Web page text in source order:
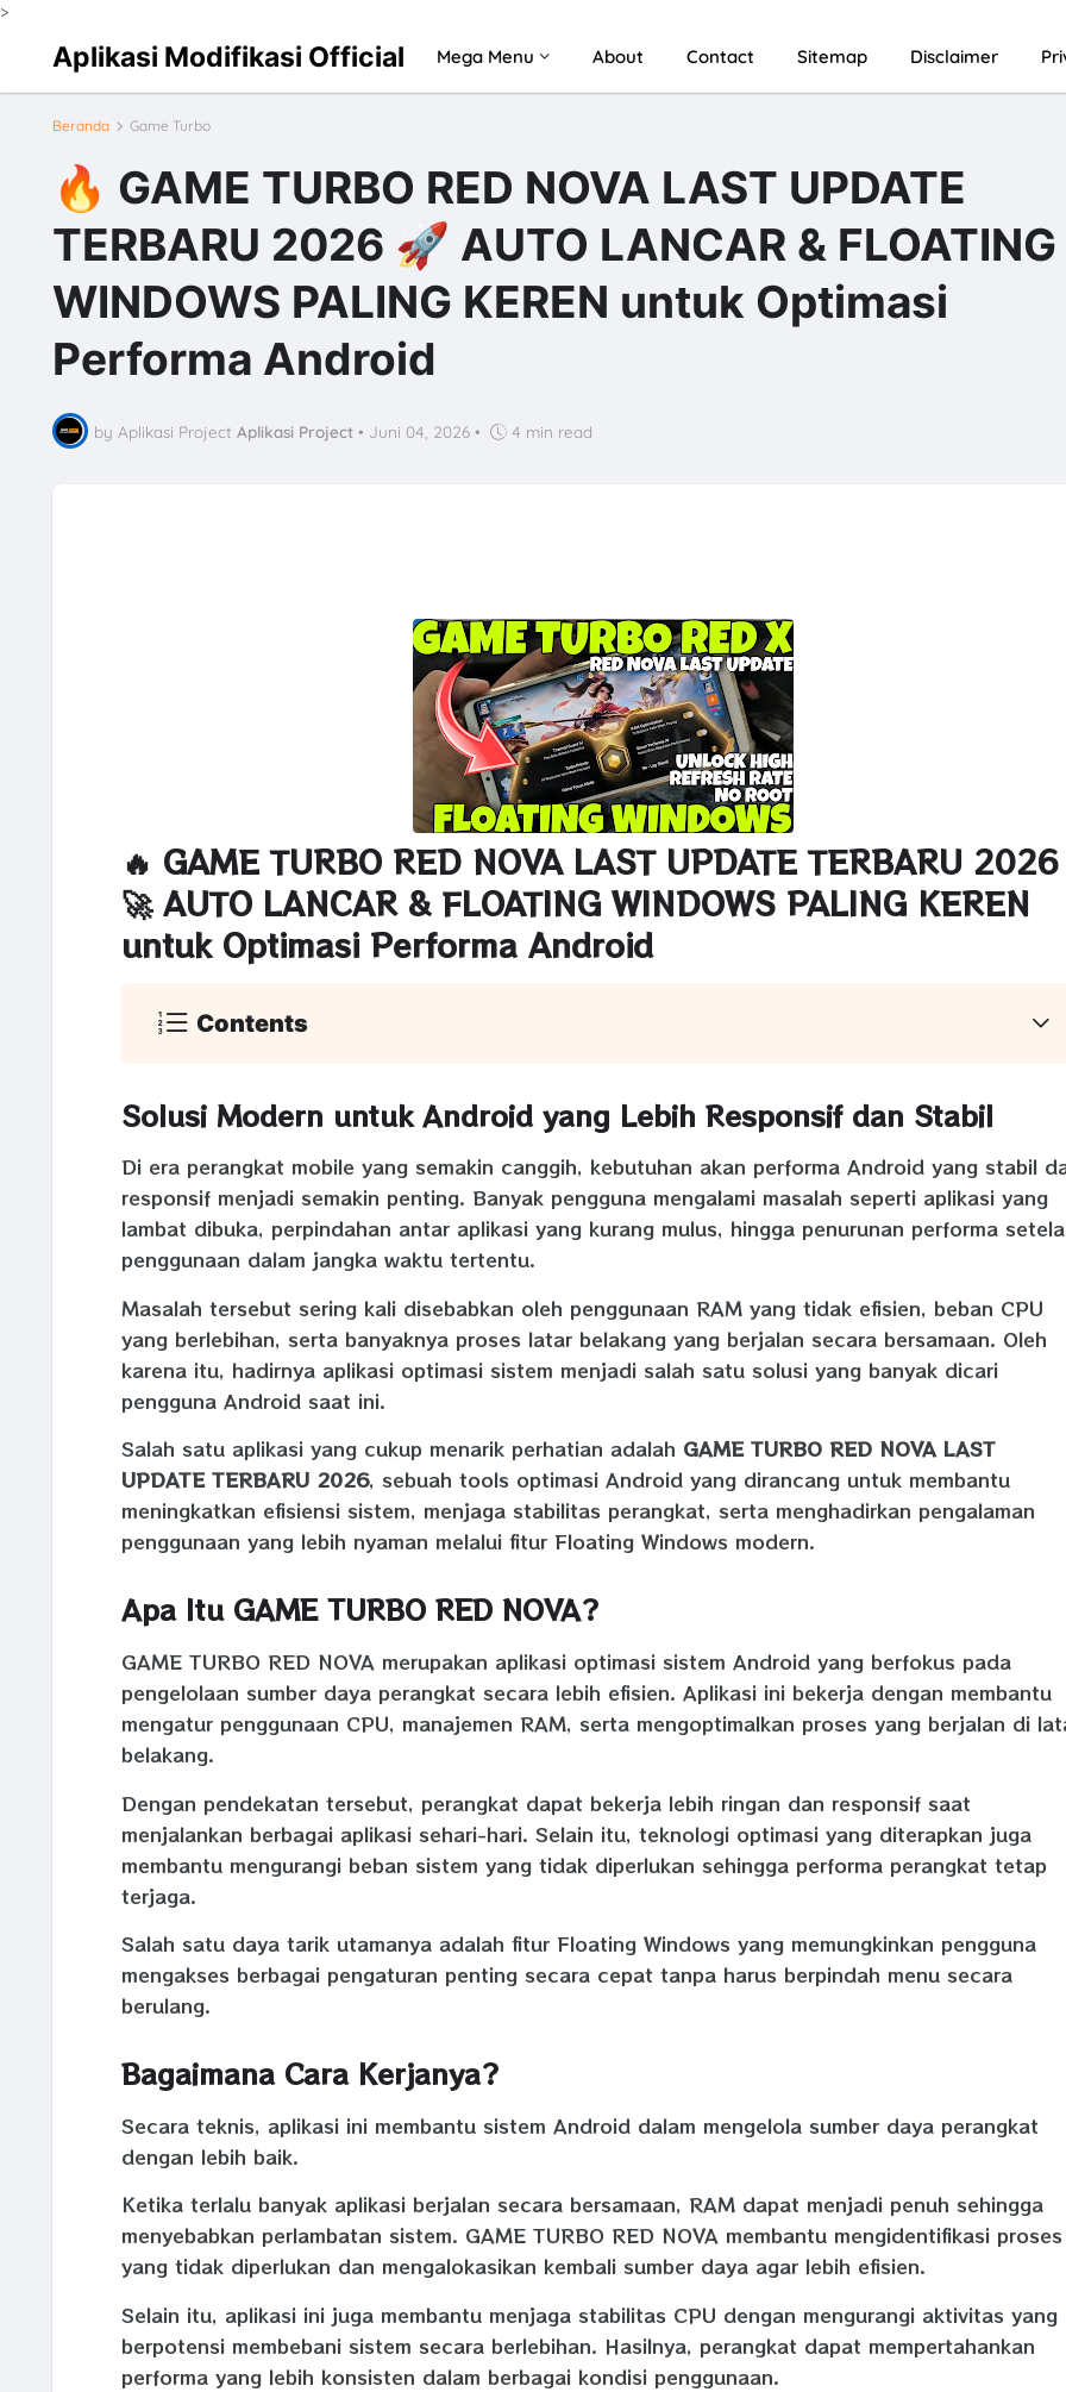
>
Aplikasi Modifikasi Official Mega Menu About Contact Sitemap Disclaimer
Beranda Game Turbo
🔥 GAME TURBO RED NOVA LAST UPDATE
TERBARU 2026 🚀 AUTO LANCAR & FLOATING
WINDOWS PALING KEREN untuk Optimasi
Performa Android
by Aplikasi Project Aplikasi Project • Juni 04, 2026 • 4 min read
🔥 GAME TURBO RED NOVA LAST UPDATE TERBARU 2026
🚀 AUTO LANCAR & FLOATING WINDOWS PALING KEREN
untuk Optimasi Performa Android
Contents
Solusi Modern untuk Android yang Lebih Responsif dan Stabil
Di era perangkat mobile yang semakin canggih, kebutuhan akan performa Android yang stabil
responsif menjadi semakin penting. Banyak pengguna mengalami masalah seperti aplikasi yang
lambat dibuka, perpindahan antar aplikasi yang kurang mulus, hingga penurunan performa
penggunaan dalam jangka waktu tertentu.
Masalah tersebut sering kali disebabkan oleh penggunaan RAM yang tidak efisien, beban CPU
yang berlebihan, serta banyaknya proses latar belakang yang berjalan secara bersamaan. Oleh
karena itu, hadirnya aplikasi optimasi sistem menjadi salah satu solusi yang banyak dicari
pengguna Android saat ini.
Salah satu aplikasi yang cukup menarik perhatian adalah GAME TURBO RED NOVA LAST
UPDATE TERBARU 2026, sebuah tools optimasi Android yang dirancang untuk membantu
meningkatkan efisiensi sistem, menjaga stabilitas perangkat, serta menghadirkan pengalaman
penggunaan yang lebih nyaman melalui fitur Floating Windows modern.
Apa Itu GAME TURBO RED NOVA?
GAME TURBO RED NOVA merupakan aplikasi optimasi sistem Android yang berfokus pada
pengelolaan sumber daya perangkat secara lebih efisien. Aplikasi ini bekerja dengan membantu
mengatur penggunaan CPU, manajemen RAM, serta mengoptimalkan proses yang berjalan di
belakang.
Dengan pendekatan tersebut, perangkat dapat bekerja lebih ringan dan responsif saat
menjalankan berbagai aplikasi sehari-hari. Selain itu, teknologi optimasi yang diterapkan juga
membantu mengurangi beban sistem yang tidak diperlukan sehingga performa perangkat tetap
terjaga.
Salah satu daya tarik utamanya adalah fitur Floating Windows yang memungkinkan pengguna
mengakses berbagai pengaturan penting secara cepat tanpa harus berpindah menu secara
berulang.
Bagaimana Cara Kerjanya?
Secara teknis, aplikasi ini membantu sistem Android dalam mengelola sumber daya perangkat
dengan lebih baik.
Ketika terlalu banyak aplikasi berjalan secara bersamaan, RAM dapat menjadi penuh sehingga
menyebabkan perlambatan sistem. GAME TURBO RED NOVA membantu mengidentifikasi proses
yang tidak diperlukan dan mengalokasikan kembali sumber daya agar lebih efisien.
Selain itu, aplikasi ini juga membantu menjaga stabilitas CPU dengan mengurangi aktivitas yang
berpotensi membebani sistem secara berlebihan. Hasilnya, perangkat dapat mempertahankan
performa yang lebih konsisten dalam berbagai kondisi penggunaan.